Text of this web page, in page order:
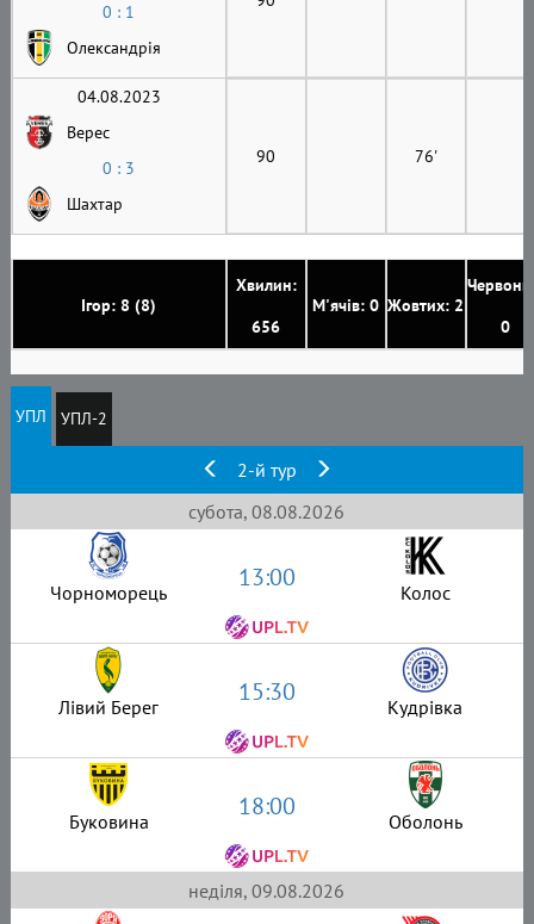
Ігор: 8 (8)
Хвилин:
656
М'ячів: 0 Жовтих: 2
0
0 : 1
Олександрія
04.08.2023
Верес
0 : 3
Шахтар
90 76'
УПЛ УПЛ-2
2-й тур
субота, 08.08.2026
Чорноморець 13:00 Колос
Лівий Берег 15:30 Кудрівка
Буковина 18:00 Оболонь
неділя, 09.08.2026